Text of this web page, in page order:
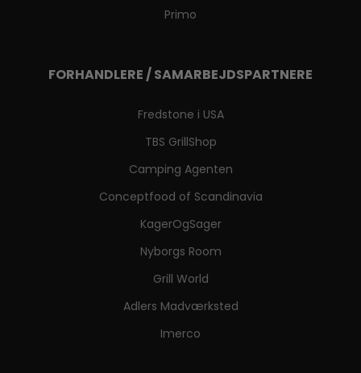
Primo
FORHANDLERE / SAMARBEJDSPARTNERE
Fredstone i USA
TBS GrillShop
Camping Agenten
Conceptfood of Scandinavia
KagerOgSager
Nyborgs Room
Grill World
Adlers Madværksted
Imerco